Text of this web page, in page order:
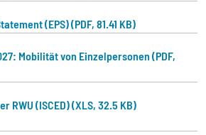
(EPS) (PDF, 81.41 KB)
Mobilität von Einzelpersonen (PDF,
RWU (ISCED) (XLS, 32.5 KB)